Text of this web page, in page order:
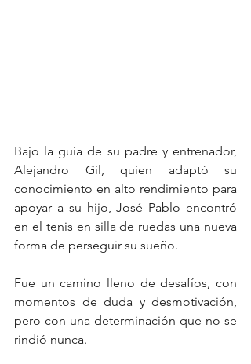
Bajo la guía de su padre y entrenador,
Alejandro Gil, quien adaptó su
conocimiento en alto rendimiento para
apoyar a su hijo, José Pablo encontró
en el tenis en silla de ruedas una nueva
forma de perseguir su sueño.
Fue un camino lleno de desafíos, con
momentos de duda y desmotivación,
pero con una determinación que no se
rindió nunca.